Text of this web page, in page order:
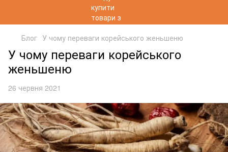
Блог У чому переваги корейського женьшеню
У чому переваги корейського
женьшеню
26 червня 2021